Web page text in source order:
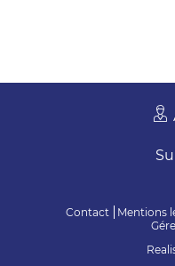
Contact Mentions